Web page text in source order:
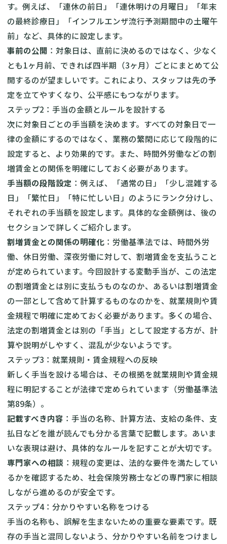
す。例えば、「連休の前日」「連休明けの月曜日」「年末
の最終診療日」「インフルエンザ流行予測期間中の土曜午
前」など、具体的に設定します。
事前の公開 ：対象日は、直前に決めるのではなく、少なく
とも1ヶ月前、できれば四半期（3ヶ月）ごとにまとめて公
開するのが望ましいです。これにより、スタッフは先の予
定を立てやすくなり、公平感にもつながります。
ステップ2：手当の金額とルールを設計する
次に対象日ごとの手当額を決めます。すべての対象日で一
律の金額にするのではなく、業務の繁閑に応じて段階的に
設定すると、より効果的です。また、時間外労働などの割
増賃金との関係を明確にしておく必要があります。
手当額の段階設定 ：例えば、「通常の日」「少し混雑する
日」「繁忙日」「特に忙しい日」のようにランク分けし、
それぞれの手当額を設定します。具体的な金額例は、後の
セクションで詳しくご紹介します。
割増賃金との関係の明確化 ：労働基準法では、時間外労
働、休日労働、深夜労働に対して、割増賃金を支払うこと
が定められています。今回設計する変動手当が、この法定
の割増賃金とは別に支払うものなのか、あるいは割増賃金
の一部として含めて計算するものなのかを、就業規則や賃
金規程で明確に定めておく必要があります。多くの場合、
法定の割増賃金とは別の「手当」として設定する方が、計
算や説明がしやすく、混乱が少ないようです。
ステップ3：就業規則・賃金規程への反映
新しく手当を設ける場合は、その根拠を就業規則や賃金規
程に明記することが法律で定められています（労働基準法
第89条）。
記載すべき内容 ：手当の名称、計算方法、支給の条件、支
払日などを誰が読んでも分かる言葉で記載します。あいま
いな表現は避け、具体的なルールを記すことが大切です。
専門家への相談 ：規程の変更は、法的な要件を満たしてい
るかを確認するため、社会保険労務士などの専門家に相談
しながら進めるのが安全です。
ステップ4：分かりやすい名称をつける
手当の名称も、誤解を生まないための重要な要素です。既
存の手当と混同しないよう、分かりやすい名前をつけまし